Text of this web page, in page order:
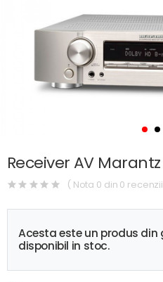
Receiver AV Marantz
( Nota 0 din 0
Acesta este un produs din
disponibil in stoc.